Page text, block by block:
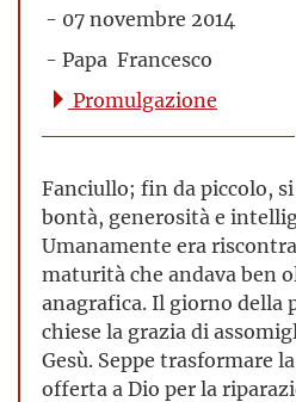
- 07 novembre 2014
- Papa Francesco
Promulgazione
Fanciullo; fin da piccolo,
bontà, generosità e
Umanamente era
maturità che andava ben
anagrafica. Il giorno della
chiese la grazia di
Gesù. Seppe trasformare
offerta a Dio per la